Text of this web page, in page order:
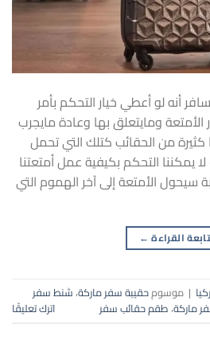
أنه لو أعطي خيار التحكم بأمر
ومايتعلق بها وعادة مايجرب
كثيرة من الحقائب كتلك التي تحمل
يمكننا التحكم بكيفية عمل أمتعتنا
سيحول الأمتعة إلى آخر الهموم التي
القراءة ←
| موسومحقيبة سفر ماركة،شنط سفر
ماركة،طقم حقائب سفر اترك تعليقًا